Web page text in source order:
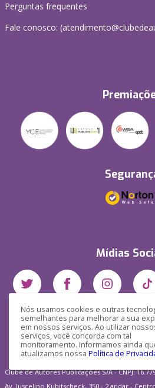
Nós usamos cookies e outras
semelhantes para melhorar a sua
em nossos serviços. Ao utilizar
serviços, você concorda com tal
monitoramento. Informamos ainda
atualizamos nossa Política de
Perguntas frequentes
Fale conosco:
Mídias
Clube de Autores Publicações S/A - CNPJ:
Av. Juscelino Kubitscheck, 350 - 2 andar -